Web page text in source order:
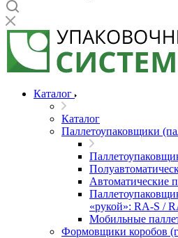
Каталог
Каталог
Паллетоупаковщики
Автоматические
«рукой»: RA-S /
Мобильные
Формовщики коробов